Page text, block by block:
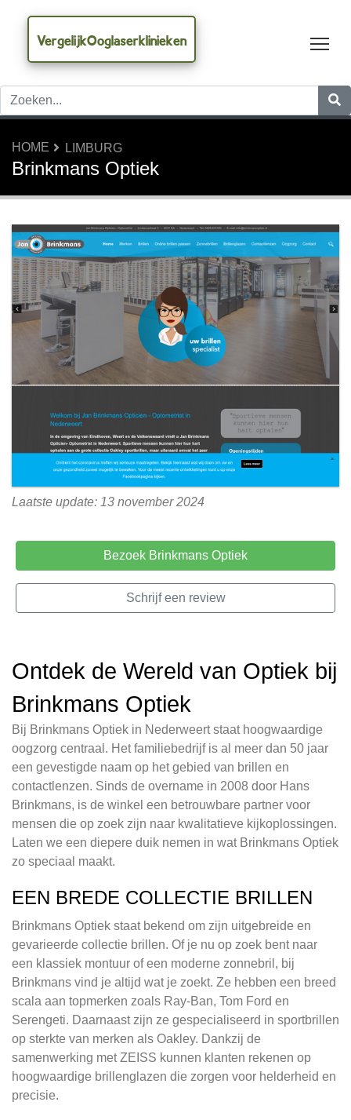
VergelijkOoglaserklinieken
HOME LIMBURG
Brinkmans Optiek
Laatste update: 13 november 2024
Bezoek Brinkmans Optiek
Schrijf een review
Ontdek de Wereld van Optiek bij
Brinkmans Optiek
Bij Brinkmans Optiek in Nederweert staat hoogwaardige
oogzorg centraal. Het familiebedrijf is al meer dan 50 jaar
een gevestigde naam op het gebied van brillen en
contactlenzen. Sinds de overname in 2008 door Hans
Brinkmans, is de winkel een betrouwbare partner voor
mensen die op zoek zijn naar kwalitatieve kijkoplossingen.
Laten we een diepere duik nemen in wat Brinkmans Optiek
zo speciaal maakt.
EEN BREDE COLLECTIE BRILLEN
Brinkmans Optiek staat bekend om zijn uitgebreide en
gevarieerde collectie brillen. Of je nu op zoek bent naar
een klassiek montuur of een moderne zonnebril, bij
Brinkmans vind je altijd wat je zoekt. Ze hebben een breed
scala aan topmerken zoals Ray-Ban, Tom Ford en
Serengeti. Daarnaast zijn ze gespecialiseerd in sportbrillen
op sterkte van merken als Oakley. Dankzij de
samenwerking met ZEISS kunnen klanten rekenen op
hoogwaardige brillenglazen die zorgen voor helderheid en
precisie.